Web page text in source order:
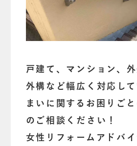
戸建て、マンション、外
外構など幅広く対応し
まいに関するお困りご
のご相談ください！
女性リフォームアドバ